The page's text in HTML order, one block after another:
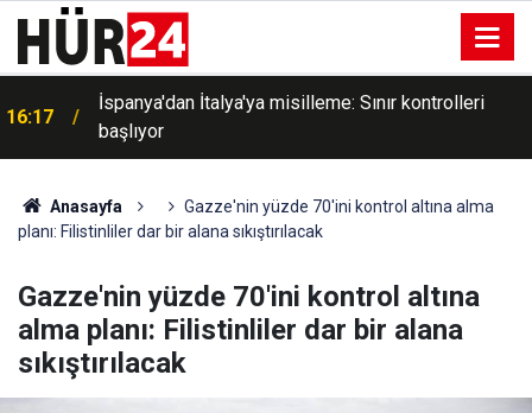
16:17
İspanya'dan İtalya'ya misilleme: Sınır kontrolleri
başlıyor
Anasayfa
Gazze'nin yüzde 70'ini kontrol altına alma
planı: Filistinliler dar bir alana sıkıştırılacak
Gazze'nin yüzde 70'ini kontrol altına
alma planı: Filistinliler dar bir alana
sıkıştırılacak